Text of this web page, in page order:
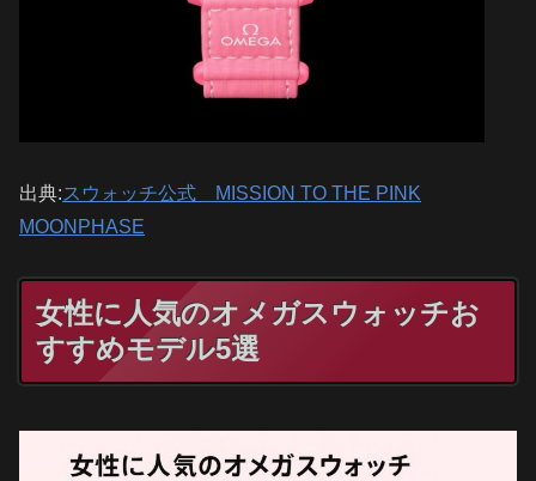
出典:スウォッチ公式 MISSION TO THE PINK
MOONPHASE
女性に人気のオメガスウォッチお
すすめモデル5選